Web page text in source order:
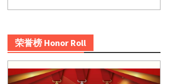
荣誉榜 Honor Roll